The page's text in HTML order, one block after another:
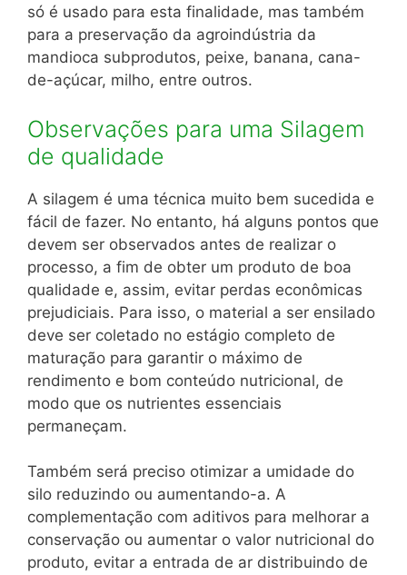
só é usado para esta finalidade, mas também
para a preservação da agroindústria da
mandioca subprodutos, peixe, banana, cana-
de-açúcar, milho, entre outros.
Observações para uma Silagem
de qualidade
A silagem é uma técnica muito bem sucedida e
fácil de fazer. No entanto, há alguns pontos que
devem ser observados antes de realizar o
processo, a fim de obter um produto de boa
qualidade e, assim, evitar perdas econômicas
prejudiciais. Para isso, o material a ser ensilado
deve ser coletado no estágio completo de
maturação para garantir o máximo de
rendimento e bom conteúdo nutricional, de
modo que os nutrientes essenciais
permaneçam.
Também será preciso otimizar a umidade do
silo reduzindo ou aumentando-a. A
complementação com aditivos para melhorar a
conservação ou aumentar o valor nutricional do
produto, evitar a entrada de ar distribuindo de